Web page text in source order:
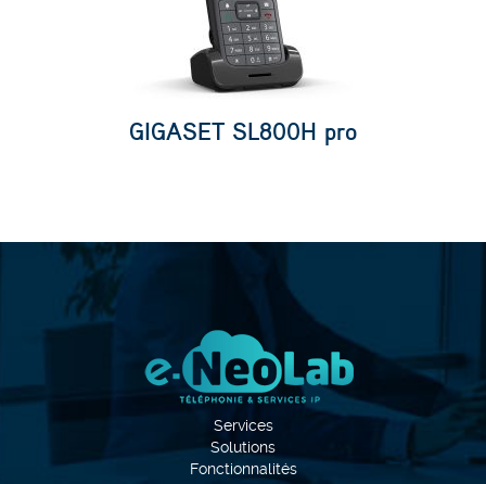
GIGASET SL800H pro
Services
Solutions
Fonctionnalités